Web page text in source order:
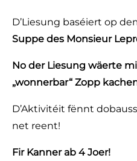
D’Liesung baséiert op
Suppe des Monsieur
No der Liesung wäerte
„wonnerbar“ Zopp
D’Aktivitéit fënnt
net reent!
Fir Kanner ab 4 Joer!